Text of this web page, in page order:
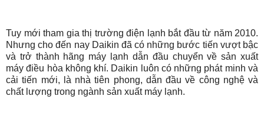
Tuy mới tham gia thị trường điện lạnh bắt đầu từ năm 2010.
Nhưng cho đến nay Daikin đã có những bước tiến vượt bậc
và trở thành hãng máy lạnh dẫn đầu chuyển về sản xuất
máy điều hòa không khí. Daikin luôn có những phát minh và
cải tiến mới, là nhà tiên phong, dẫn đầu về công nghệ và
chất lượng trong ngành sản xuất máy lạnh.